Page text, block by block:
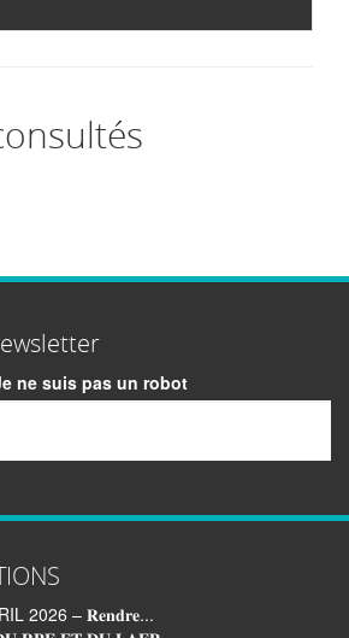
ne suis pas un robot
2026 – 𝐑𝐞𝐧𝐝𝐫𝐞...